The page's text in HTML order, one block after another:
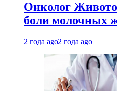
Онколог
боли молочных
2 года ago2 года ago